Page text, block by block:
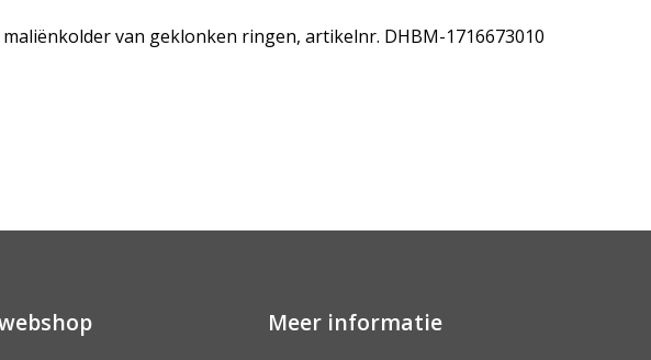
van geklonken ringen, artikelnr. DHBM-1716673010
Meer informatie